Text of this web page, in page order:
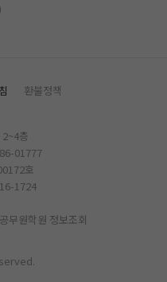
환불정책
층
01777
호
1724
무원학원 정보조회